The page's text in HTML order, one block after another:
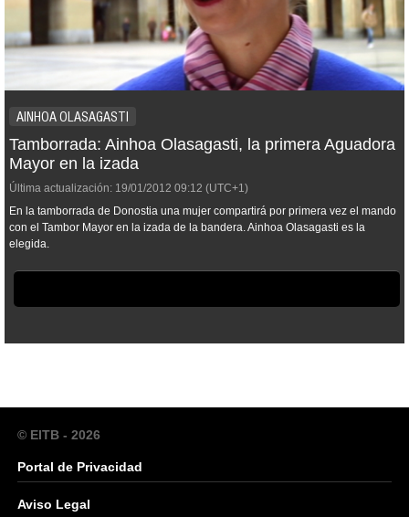
AINHOA OLASAGASTI
Tamborrada: Ainhoa Olasagasti, la primera Aguadora
Mayor en la izada
Última actualización: 19/01/2012 09:12 (UTC+1)
En la tamborrada de Donostia una mujer compartirá por primera vez el mando
con el Tambor Mayor en la izada de la bandera. Ainhoa Olasagasti es la
elegida.
© EITB - 2026
Portal de Privacidad
Aviso Legal